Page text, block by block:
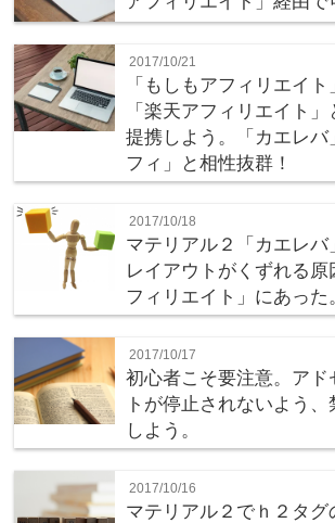
2017/10/21
「もしもアフィリエイ
「楽天アフィリエイト
提携しよう。「カエレバ
フィ」と相性抜群！
2017/10/18
マテリアル２「カエレバ
レイアウトがくずれる原
フィリエイト」にあった
2017/10/17
初心者こそ要注意。アド
トが停止されないよう
しよう。
2017/10/16
マテリアル２でｈ２タ